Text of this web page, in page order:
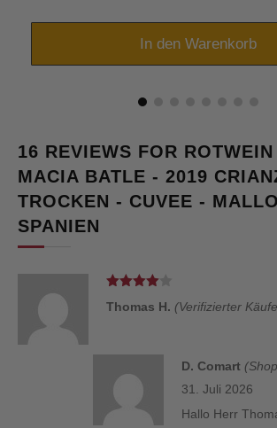
In den Warenkorb
16 REVIEWS FOR
MACIA BATLE - 2019
TROCKEN - CUVEE -
SPANIEN
mit4
Thomas H. (Verifizierter
D. Comart
31. Juli 2026
Hallo Herr